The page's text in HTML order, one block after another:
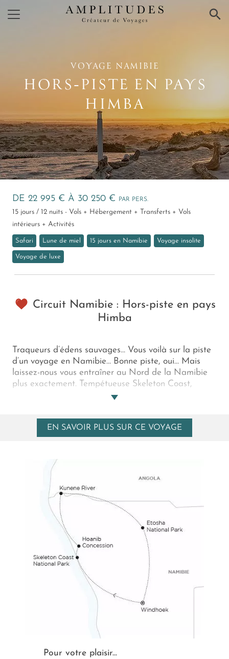
×
VOYAGE NAMIBIE
HORS‑PISTE EN PAYS
HIMBA
DE 22 995 € À 30 250 € PAR PERS.
15 jours / 12 nuits - Vols + Hébergement + Transferts + Vols
intérieurs + Activités
Safari Lune de miel 15 jours en Namibie Voyage insolite
Voyage de luxe
Circuit Namibie : Hors-piste en pays
Himba
Traqueurs d’édens sauvages… Vous voilà sur la piste
d’un voyage en Namibie… Bonne piste, oui… Mais
laissez-nous vous entraîner au Nord de la Namibie
plus exactement. Tempétueuse Skeleton Coast,
plaines désertiques du Kaokoland, points d’eau
insoupçonnée qu’est la rivière Kunene… La piste se
précise ! Celle des éléphants du désert, du peuple
cela qu’il vous faut…
EN SAVOIR PLUS SUR CE VOYAGE
Pour votre plaisir...